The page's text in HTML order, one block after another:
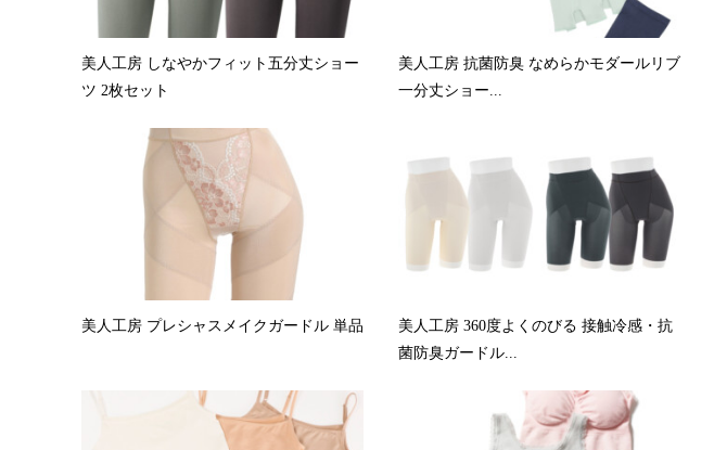
美人工房 しなやかフィット五分丈ショー
ツ 2枚セット
美人工房 抗菌防臭 なめらかモダールリブ
一分丈ショー...
美人工房 プレシャスメイクガードル 単品
美人工房 360度よくのびる 接触冷感・抗
菌防臭ガードル...